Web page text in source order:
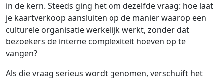
in de kern. Steeds ging het om dezelfde vraag: hoe laat
je kaartverkoop aansluiten op de manier waarop een
culturele organisatie werkelijk werkt, zonder dat
bezoekers de interne complexiteit hoeven op te
vangen?
Als die vraag serieus wordt genomen, verschuift het